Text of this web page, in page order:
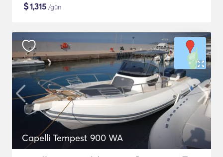
$1,315 /gün
Capelli Tempest 900 WA